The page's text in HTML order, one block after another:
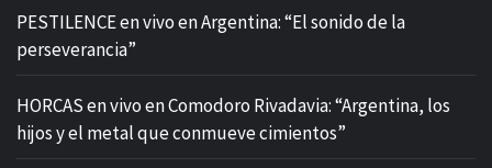
PESTILENCE en vivo en Argentina: “El sonido de la
perseverancia”
HORCAS en vivo en Comodoro Rivadavia: “Argentina, los
hijos y el metal que conmueve cimientos”